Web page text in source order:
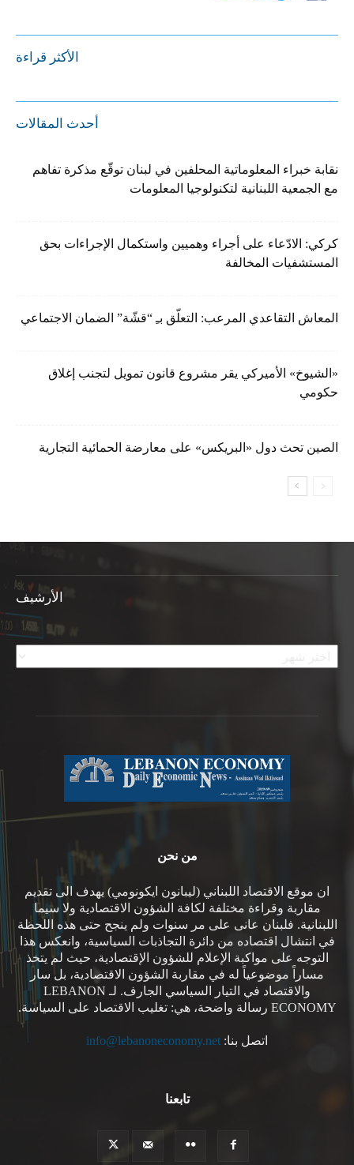
الأكثر قراءة
أحدث المقالات
نقابة خبراء المعلوماتية المحلفين في لبنان توقّع مذكرة تفاهم
مع الجمعية اللبنانية لتكنولوجيا المعلومات
كركي: الادّعاء على أجراء وهميين واستكمال الإجراءات بحق
المستشفيات المخالفة
المعاش التقاعدي المرعب: التعلّق بـِ “قشّة” الضمان الاجتماعي
«الشيوخ» الأميركي يقر مشروع قانون تمويل لتجنب إغلاق
حكومي
الصين تحث دول «البريكس» على معارضة الحمائية التجارية
الأرشيف
الأرشيف
من نحن
ان موقع الاقتصاد اللبناني (ليبانون ايكونومي) يهدف الى تقديم
مقاربة وقراءة مختلفة لكافة الشؤون الاقتصادية ولا سيما
اللبنانية. فلبنان عانى على مر سنوات ولم ينجح حتى هذه اللحظة
في انتشال اقتصاده من دائرة التجاذبات السياسية، وانعكس هذا
التوجه على مواكبة الإعلام للشؤون الإقتصادية، حيث لم يتخذ
مساراً موضوعياً له في مقاربة الشؤون الاقتصادية، بل سار
والاقتصاد في التيار السياسي الجارف. لـ LEBANON
ECONOMY رسالة واضحة، هي: تغليب الاقتصاد على السياسة.
اتصل بنا: info@lebanoneconomy.net
تابعنا